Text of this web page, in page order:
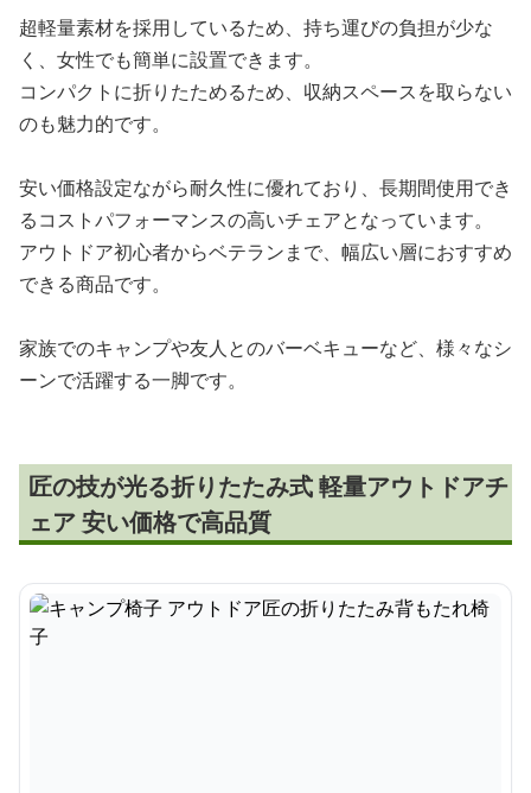
超軽量素材を採用しているため、持ち運びの負担が少な
く、女性でも簡単に設置できます。
コンパクトに折りたためるため、収納スペースを取らない
のも魅力的です。
安い価格設定ながら耐久性に優れており、長期間使用でき
るコストパフォーマンスの高いチェアとなっています。
アウトドア初心者からベテランまで、幅広い層におすすめ
できる商品です。
家族でのキャンプや友人とのバーベキューなど、様々なシ
ーンで活躍する一脚です。
匠の技が光る折りたたみ式 軽量アウトドアチ
ェア 安い価格で高品質